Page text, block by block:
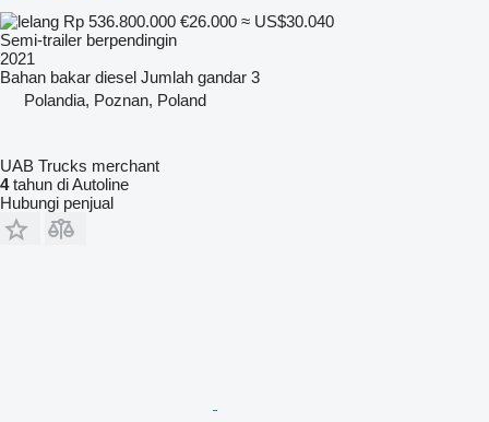
Rp 536.800.000 €26.000 ≈ US$30.040
Semi-trailer berpendingin
2021
Bahan bakar diesel Jumlah gandar 3
Polandia, Poznan, Poland
UAB Trucks merchant
4tahun di Autoline
Hubungi penjual